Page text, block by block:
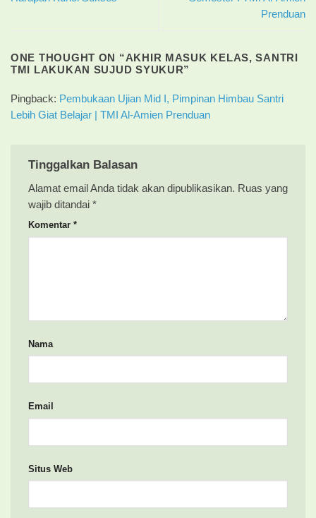
Prenduan
ONE THOUGHT ON “AKHIR MASUK KELAS, SANTRI
TMI LAKUKAN SUJUD SYUKUR”
Pingback: Pembukaan Ujian Mid I, Pimpinan Himbau Santri
Lebih Giat Belajar | TMI Al-Amien Prenduan
Tinggalkan Balasan
Alamat email Anda tidak akan dipublikasikan. Ruas yang
wajib ditandai *
Komentar *
Nama
Email
Situs Web